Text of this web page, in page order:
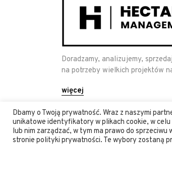
Doradzamy, analizujemy,
na potrzeby wielkich projektów
więcej
Dbamy o Twoją prywatność. Wraz z naszymi
unikatowe identyfikatory w plikach cookie, w
lub nim zarządzać, w tym ma prawo do
stronie polityki prywatności. Te wybory zostaną